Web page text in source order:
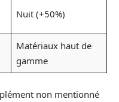
Nuit (+50%)
Matériaux haut de
gamme
non mentionné